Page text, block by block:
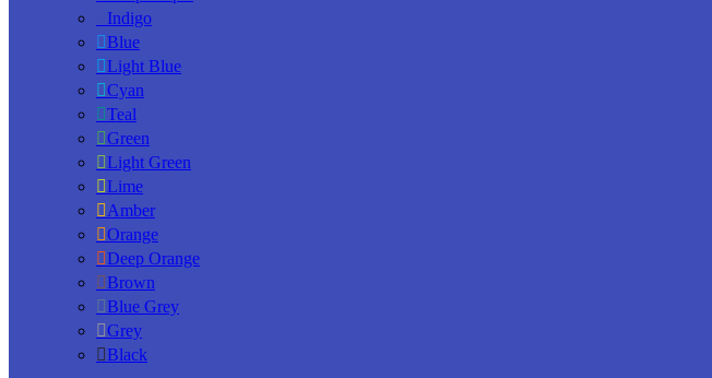
Indigo
Blue
Light Blue
Cyan
Teal
Green
Light Green
Lime
Amber
Orange
Deep Orange
Brown
Blue Grey
Grey
Black